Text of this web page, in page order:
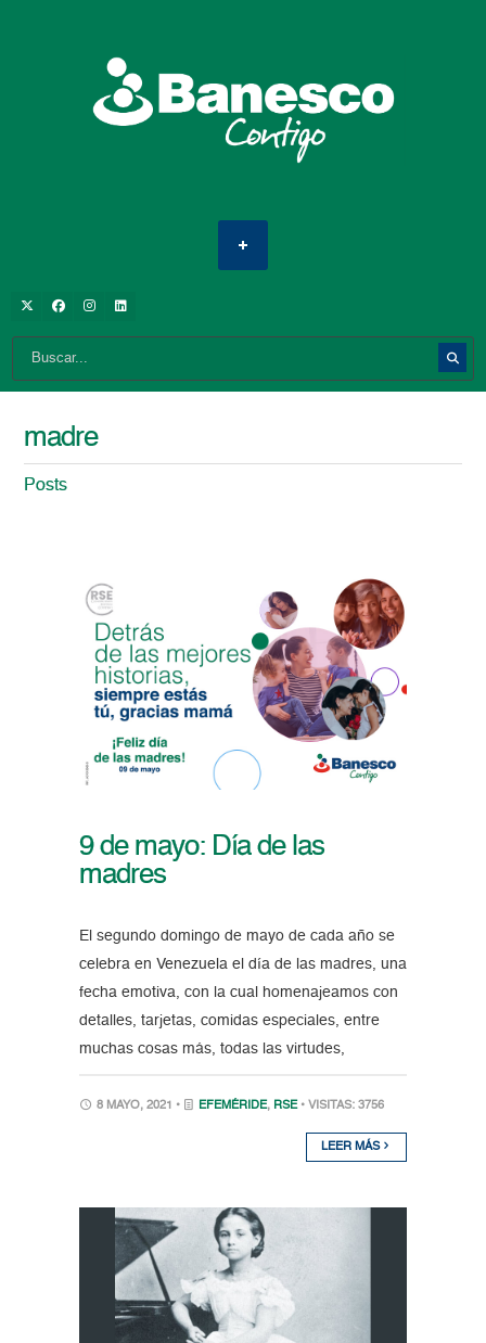
madre
Posts
9 de mayo: Día de las
madres
El segundo domingo de mayo de cada año se
celebra en Venezuela el día de las madres, una
fecha emotiva, con la cual homenajeamos con
detalles, tarjetas, comidas especiales, entre
muchas cosas más, todas las virtudes,
8 MAYO, 2021 • EFEMÉRIDE, RSE • VISITAS: 3756
LEER MÁS